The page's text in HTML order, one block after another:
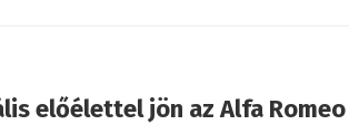
előélettel jön az Alfa